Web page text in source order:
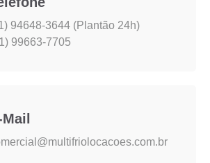
94648-3644 (Plantão 24h)
99663-7705